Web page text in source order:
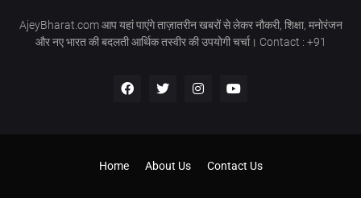
AjeyBharat.com आप यहां पाएंगे ताज़ातरीन खबरों से लेकर नौकरी, शिक्षा, मनोरंजन
और नए भारत की बदलती आर्थिक तस्वीर की उपयोगी चर्चा। Contact : +91
Home About Us Contact Us